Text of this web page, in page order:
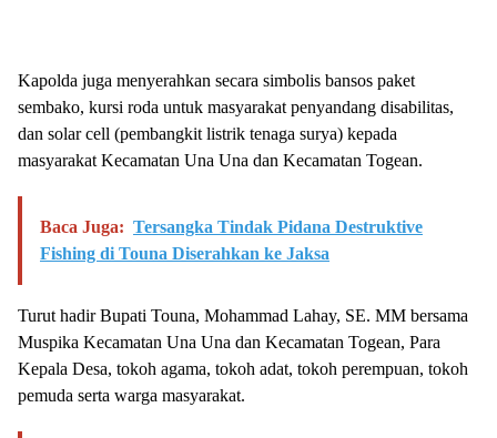
Kapolda juga menyerahkan secara simbolis bansos paket
sembako, kursi roda untuk masyarakat penyandang disabilitas,
dan solar cell (pembangkit listrik tenaga surya) kepada
masyarakat Kecamatan Una Una dan Kecamatan Togean.
Baca Juga: Tersangka Tindak Pidana Destruktive
Fishing di Touna Diserahkan ke Jaksa
Turut hadir Bupati Touna, Mohammad Lahay, SE. MM bersama
Muspika Kecamatan Una Una dan Kecamatan Togean, Para
Kepala Desa, tokoh agama, tokoh adat, tokoh perempuan, tokoh
pemuda serta warga masyarakat.